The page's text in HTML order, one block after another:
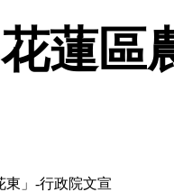
蓮區
東」-行政院文宣